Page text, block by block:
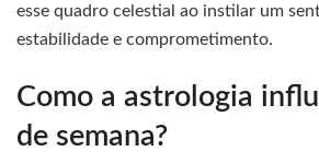
esse quadro celestial ao instilar um
estabilidade e comprometimento.
Como a astrologia
de semana?